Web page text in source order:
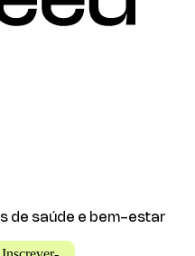
de saúde e bem-estar